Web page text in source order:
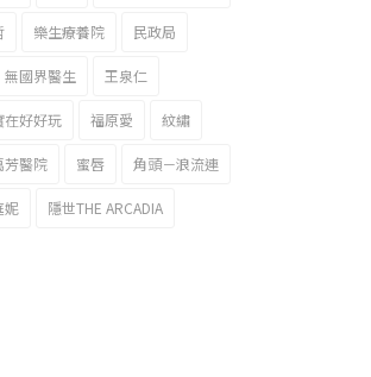
樂生療養院 民政局
無國界醫生 王泉仁
在好好玩 福原愛 紋繡
芳醫院 蜜唇 角頭－浪流連
妮 隱世THE ARCADIA